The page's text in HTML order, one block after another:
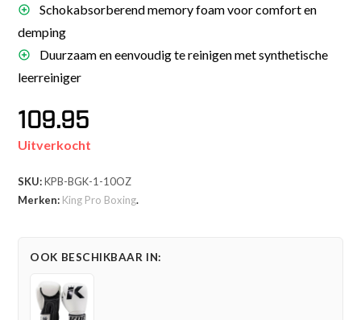
Schokabsorberend memory foam voor comfort en
demping
Duurzaam en eenvoudig te reinigen met synthetische
leerreiniger
109.95
Uitverkocht
SKU:KPB-BGK-1-10OZ
Merken: King Pro Boxing.
OOK BESCHIKBAAR IN: